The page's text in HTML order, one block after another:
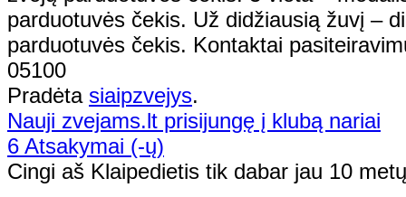
parduotuvės čekis. Už didžiausią žuvį –
parduotuvės čekis. Kontaktai
05100
Pradėta siaipzvejys.
Nauji zvejams.lt prisijungę į klubą nariai
6 Atsakymai (-ų)
Cingi aš Klaipedietis tik dabar jau 10